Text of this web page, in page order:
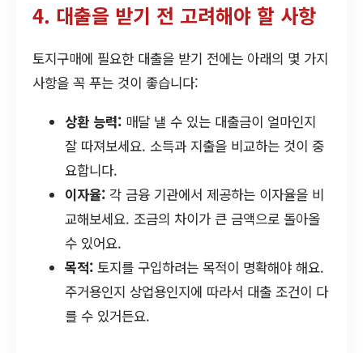
4. 대출을 받기 전 고려해야 할 사항
토지구매에 필요한 대출을 받기 전에는 아래의 몇 가지
사항을 꼭 푸는 것이 좋습니다:
상환 능력: 매달 낼 수 있는 대출금이 얼마인지
잘 따져보세요. 소득과 지출을 비교하는 것이 중
요합니다.
이자율: 각 금융 기관에서 제공하는 이자율을 비
교해보세요. 조금의 차이가 큰 금액으로 돌아올
수 있어요.
목적: 토지를 구입하려는 목적이 명확해야 해요.
주거용인지 상업용인지에 따라서 대출 조건이 다
를 수 있거든요.